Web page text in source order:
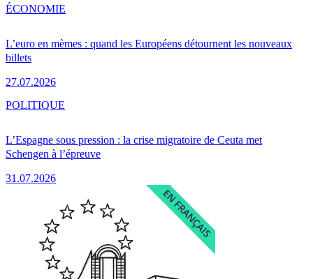
L’euro en mèmes : quand les Européens détournent les nouveaux
billets
27.07.2026
ÉCONOMIE
L’Espagne sous pression : la crise migratoire de Ceuta met
Schengen à l’épreuve
31.07.2026
POLITIQUE